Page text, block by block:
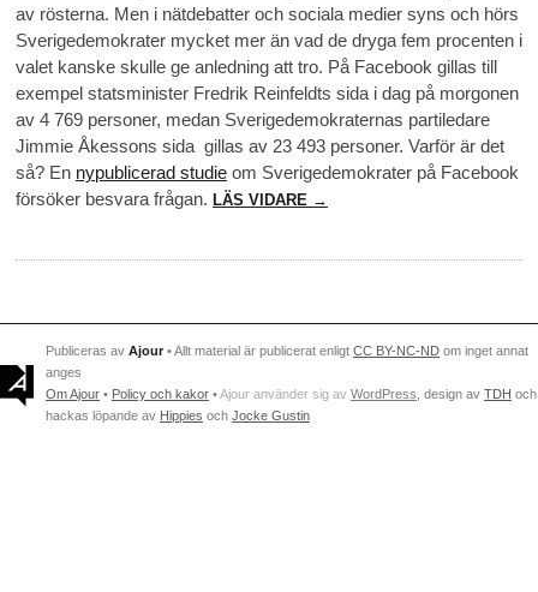
av rösterna. Men i nätdebatter och sociala medier syns och hörs
Sverigedemokrater mycket mer än vad de dryga fem procenten i
valet kanske skulle ge anledning att tro. På Facebook gillas till
exempel statsminister Fredrik Reinfeldts sida i dag på morgonen
av 4 769 personer, medan Sverigedemokraternas partiledare
Jimmie Åkessons sida gillas av 23 493 personer. Varför är det
så? En nypublicerad studie om Sverigedemokrater på Facebook
försöker besvara frågan. LÄS VIDARE →
Publiceras av Ajour • Allt material är publicerat enligt CC BY-NC-ND om inget annat
anges
Om Ajour • Policy och kakor •Ajour använder sig av WordPress , design av TDH och
hackas löpande av Hippies och Jocke Gustin